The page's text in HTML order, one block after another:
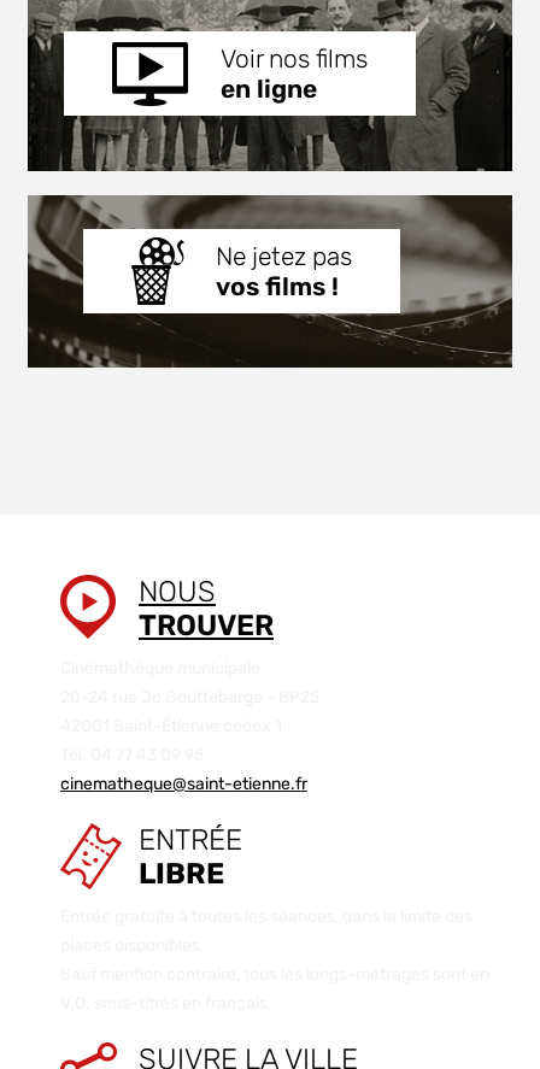
Voir nos films
en ligne
Ne jetez pas
vos films !
NOUS
TROUVER
cinematheque@saint-etienne.fr
ENTRÉE
LIBRE
SUIVRE LA VILLE